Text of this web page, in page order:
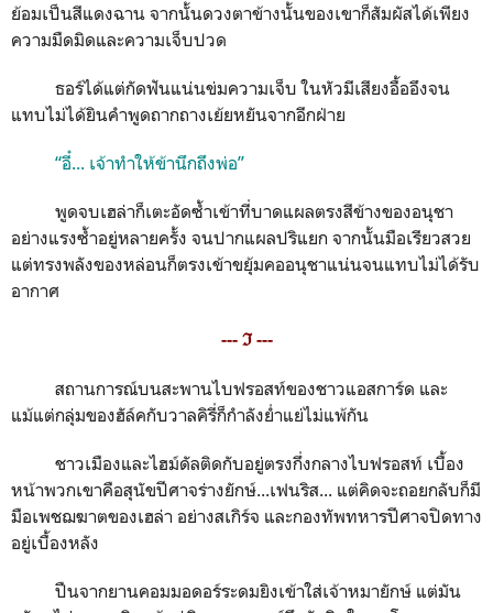
ย้อมเป็นสีแดงฉาน จากนั้นดวงตาข้างนั้นของเขาก็สัมผัสได้เพียง
ความมืดมิดและความเจ็บปวด
ธอร์ได้แต่กัดฟันแน่นข่มความเจ็บ ในหัวมีเสียงอื้ออึงจน
แทบไม่ได้ยินคำพูดถากถางเย้ยหยันจากอีกฝ่าย
“อี๋... เจ้าทำให้ข้านึกถึงพ่อ”
พูดจบเฮล่าก็เตะอัดซ้ำเข้าที่บาดแผลตรงสีข้างของอนุชา
อย่างแรงซ้ำอยู่หลายครั้ง จนปากแผลปริแยก จากนั้นมือเรียวสวย
แต่ทรงพลังของหล่อนก็ตรงเข้าขยุ้มคออนุชาแน่นจนแทบไม่ได้รับ
อากาศ
--- ℑ ---
สถานการณ์บนสะพานไบฟรอสท์ของชาวแอสการ์ด และ
แม้แต่กลุ่มของฮัล์คกับวาลคิรี่ก็กำลังย่ำแย่ไม่แพ้กัน
ชาวเมืองและไฮม์ดัลติดกับอยู่ตรงกึ่งกลางไบฟรอสท์ เบื้อง
หน้าพวกเขาคือสุนัขปีศาจร่างยักษ์...เฟนริส... แต่คิดจะถอยกลับก็มี
มือเพชฌฆาตของเฮล่า อย่างสเกิร์จ และกองทัพทหารปีศาจปิดทาง
อยู่เบื้องหลัง
ปืนจากยานคอมมอดอร์ระดมยิงเข้าใส่เจ้าหมายักษ์ แต่มัน